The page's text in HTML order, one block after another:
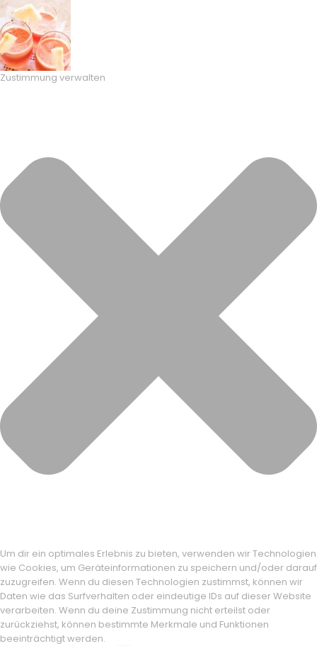
Zustimmung verwalten
Um dir ein optimales Erlebnis zu bieten, verwenden wir Technologien
wie Cookies, um Geräteinformationen zu speichern und/oder darauf
zuzugreifen. Wenn du diesen Technologien zustimmst, können wir
Daten wie das Surfverhalten oder eindeutige IDs auf dieser Website
verarbeiten. Wenn du deine Zustimmung nicht erteilst oder
zurückziehst, können bestimmte Merkmale und Funktionen
beeinträchtigt werden.